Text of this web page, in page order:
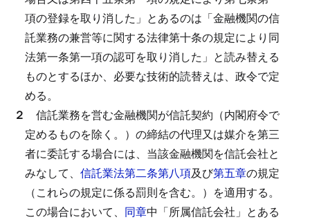
項の登録を取り消した」とあるのは「金融機関の信
託業務の兼営等に関する法律第十条の規定により同
法第一条第一項の認可を取り消した」と読み替える
ものとするほか、必要な技術的読替えは、政令で定
める。
２ 信託業務を営む金融機関が信託契約（内閣府令で
定めるものを除く。）の締結の代理又は媒介を第三
者に委託する場合には、当該金融機関を信託会社と
みなして、 信託業法第二条第八項及び第五章の規定
（これらの規定に係る罰則を含む。）を適用する。
この場合において、 同章中「所属信託会社」とある